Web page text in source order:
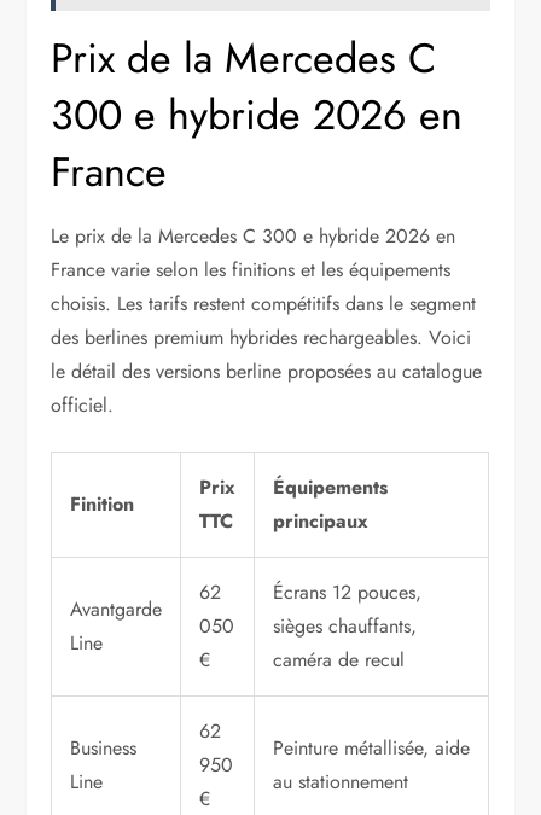
Prix de la Mercedes C
300 e hybride 2026 en
France
Le prix de la Mercedes C 300 e hybride 2026 en
France varie selon les finitions et les équipements
choisis. Les tarifs restent compétitifs dans le segment
des berlines premium hybrides rechargeables. Voici
le détail des versions berline proposées au catalogue
officiel.
Finition
Prix
TTC
Équipements
principaux
Avantgarde
Line
62
050
€
Écrans 12 pouces,
sièges chauffants,
caméra de recul
Business
Line
62
950
€
Peinture métallisée, aide
au stationnement